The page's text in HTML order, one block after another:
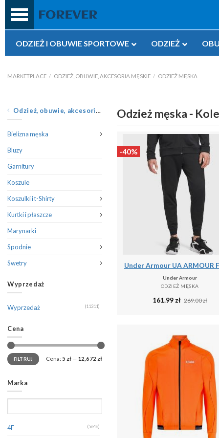
treści
ODZIEŻ I OBUWIE SPORTOWE ODZIEŻ
MARKETPLACE / ODZIEŻ, OBUWIE, AKCESORIA MĘSKIE / ODZIEŻ MĘSKA
Odzież, obuwie, akcesoria męskie
Bielizna męska
Bluzy
Garnitury
Koszule
Koszulki i t-Shirty
Kurtki i płaszcze
Marynarki
Spodnie
Swetry
Wyprzedaż
Wyprzedaż (11311)
Cena
FILTRUJ Cena: 5 zł — 12,672 zł
Marka
4F (5646)
Odzież męska -
-40%
Under Armour
ODZIEŻ MĘSKA
161.99 zł 269.00zł